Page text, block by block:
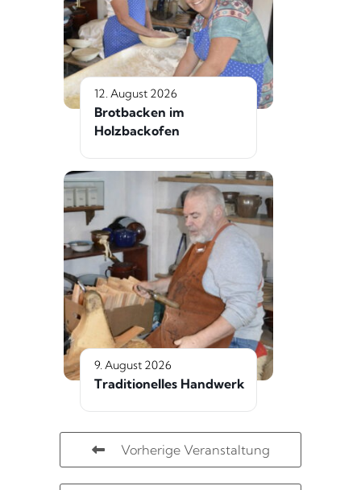
12. August 2026
Brotbacken im
Holzbackofen
9. August 2026
Traditionelles Handwerk
Vorherige Veranstaltung